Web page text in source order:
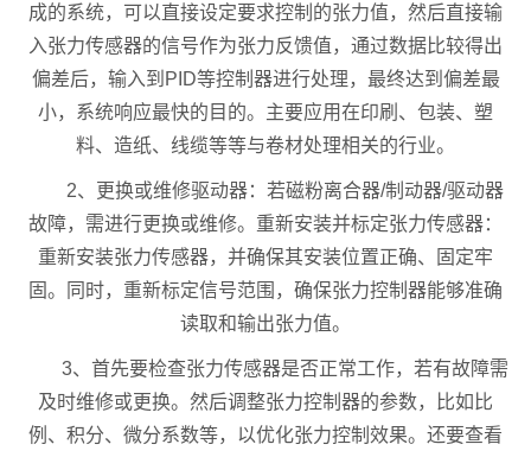
成的系统，可以直接设定要求控制的张力值，然后直接输
入张力传感器的信号作为张力反馈值，通过数据比较得出
偏差后，输入到PID等控制器进行处理，最终达到偏差最
小，系统响应最快的目的。主要应用在印刷、包装、塑
料、造纸、线缆等等与卷材处理相关的行业。
2、更换或维修驱动器：若磁粉离合器/制动器/驱动器
故障，需进行更换或维修。重新安装并标定张力传感器：
重新安装张力传感器，并确保其安装位置正确、固定牢
固。同时，重新标定信号范围，确保张力控制器能够准确
读取和输出张力值。
3、首先要检查张力传感器是否正常工作，若有故障需
及时维修或更换。然后调整张力控制器的参数，比如比
例、积分、微分系数等，以优化张力控制效果。还要查看